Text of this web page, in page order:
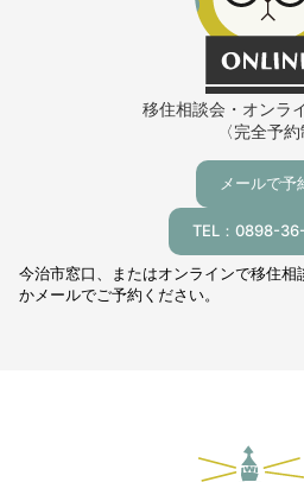
移住相談会・オンラ
〈完全予約
メールで予
TEL：0898-
今治市窓口、またはオンラインで移住
かメールでご予約ください。